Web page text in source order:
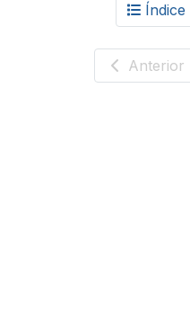
Índice
Anterior